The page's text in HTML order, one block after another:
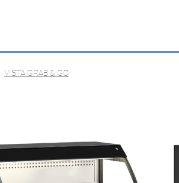
VISTA GRAB & GO